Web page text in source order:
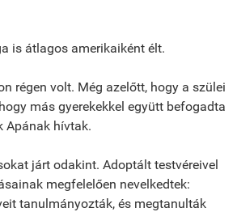
is átlagos amerikaiként élt.
régen volt. Még azelőtt, hogy a szülei
más gyerekekkel együtt befogadta
Apának hívtak.
járt odakint. Adoptált testvéreivel
megfelelően nevelkedtek:
tanulmányozták, és megtanulták